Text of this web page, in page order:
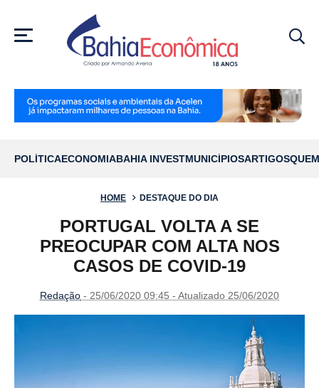
MENU
POLÍTICAECONOMIABAHIA INVESTMUNICÍPIOSARTIGOS
HOME DESTAQUE DO DIA
PORTUGAL VOLTA A SE
PREOCUPAR COM ALTA NOS
CASOS DE COVID-19
Redação - 25/06/2020 09:45 - Atualizado 25/06/2020